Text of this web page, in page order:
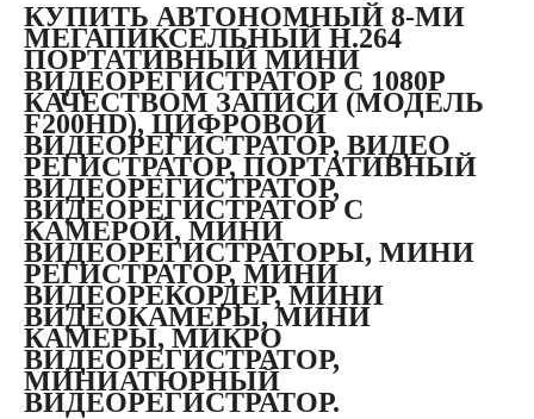
КУПИТЬ АВТОНОМНЫЙ 8-МИ
МЕГАПИКСЕЛЬНЫЙ H.264
ПОРТАТИВНЫЙ МИНИ
ВИДЕОРЕГИСТРАТОР С 1080P
КАЧЕСТВОМ ЗАПИСИ (МОДЕЛЬ
F200HD), ЦИФРОВОЙ
ВИДЕОРЕГИСТРАТОР, ВИДЕО
РЕГИСТРАТОР, ПОРТАТИВНЫЙ
ВИДЕОРЕГИСТРАТОР,
ВИДЕОРЕГИСТРАТОР С
КАМЕРОЙ, МИНИ
ВИДЕОРЕГИСТРАТОРЫ, МИНИ
РЕГИСТРАТОР, МИНИ
ВИДЕОРЕКОРДЕР, МИНИ
ВИДЕОКАМЕРЫ, МИНИ
КАМЕРЫ, МИКРО
ВИДЕОРЕГИСТРАТОР,
МИНИАТЮРНЫЙ
ВИДЕОРЕГИСТРАТОР.